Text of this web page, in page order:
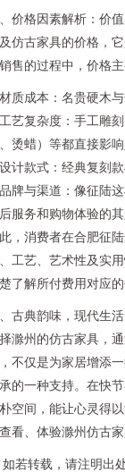
价格因素解析：价
仿古家具的价格，
售的过程中，价格
质成本：名贵硬木
艺复杂度：手工雕
烫蜡）等都直接影
计款式：经典复刻
牌与渠道：像征陆
服务和购物体验的
，消费者在合肥征
工艺、艺术性及实
了解所付费用对应的
古典韵味，现代生活
滁州的仿古家具，
不仅是为家居增添
的一种支持。在快
空间，能让心灵得
看、体验滁州仿古
如若转载，请注明出